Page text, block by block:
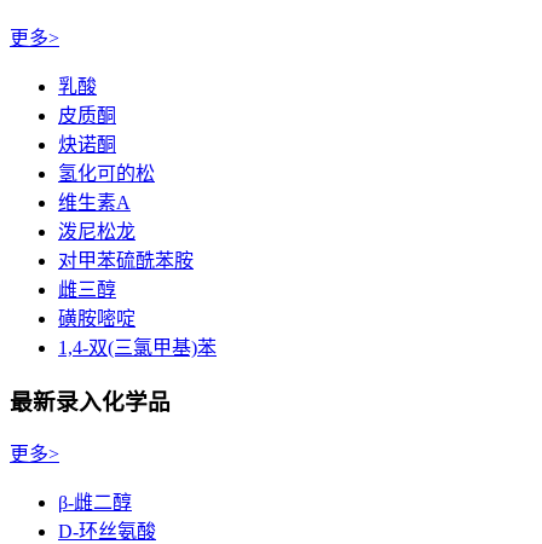
更多>
乳酸
皮质酮
炔诺酮
氢化可的松
维生素A
泼尼松龙
对甲苯硫酰苯胺
雌三醇
磺胺嘧啶
1,4-双(三氯甲基)苯
最新录入化学品
更多>
β-雌二醇
D-环丝氨酸